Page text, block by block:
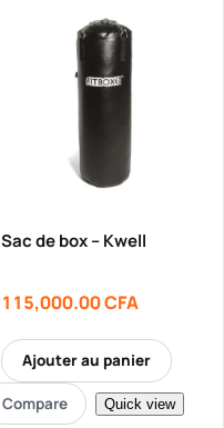
Sac de box – Kwell
115,000.00CFA
Ajouter au panier
Compare Quick view